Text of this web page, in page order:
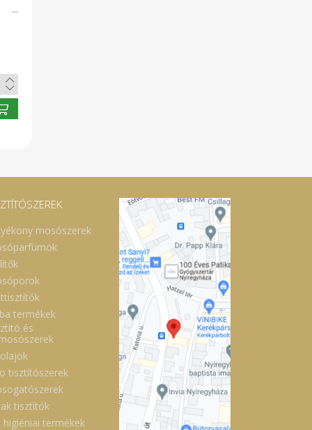
mosószerek
termékek
és
tisztítószerek
tisztítók
higiéniai termékek